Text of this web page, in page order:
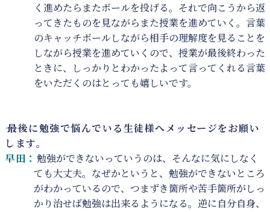
く進めたらまたボールを投げる。それで向こうから返
ってきたものを見ながらまた授業を進めていく。言葉
のキャッチボールしながら相手の理解度を見ることを
しながら授業を進めていくので、授業が最後終わった
ときに、しっかりとわかったよって言ってくれる言葉
をいただくのはとっても嬉しいです。
――最後に勉強で悩んでいる生徒様へメッセージをお願い
します。
早田： 勉強ができないっていうのは、そんなに気にしなく
ても大丈夫。なぜかというと、勉強ができないところ
がわかっているので、つまずき箇所や苦手箇所がしっ
かり治せば勉強は出来るようになる。逆に自分自身、